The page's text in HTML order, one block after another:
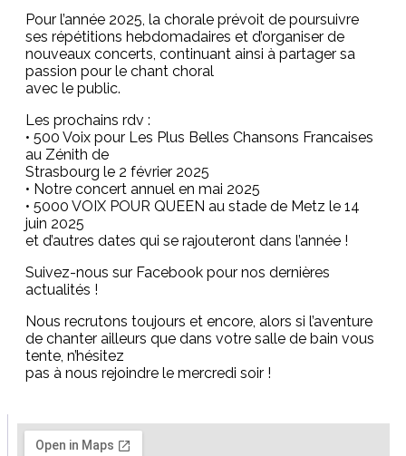
Pour l’année 2025, la chorale prévoit de poursuivre
ses répétitions hebdomadaires et d’organiser de
nouveaux concerts, continuant ainsi à partager sa
passion pour le chant choral
avec le public.
Les prochains rdv :
• 500 Voix pour Les Plus Belles Chansons Francaises
au Zénith de
Strasbourg le 2 février 2025
• Notre concert annuel en mai 2025
• 5000 VOIX POUR QUEEN au stade de Metz le 14
juin 2025
et d’autres dates qui se rajouteront dans l’année !
Suivez-nous sur Facebook pour nos dernières
actualités !
Nous recrutons toujours et encore, alors si l’aventure
de chanter ailleurs que dans votre salle de bain vous
tente, n’hésitez
pas à nous rejoindre le mercredi soir !